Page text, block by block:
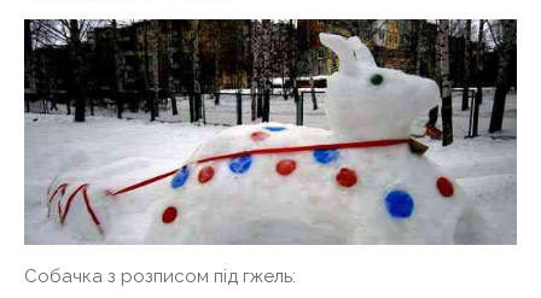
Собачка з розписом під гжель: